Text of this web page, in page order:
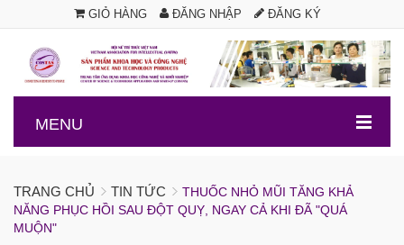
GIỎ HÀNG ĐĂNG NHẬP ĐĂNG KÝ
.
MENU
TRANG CHỦ TIN TỨC
THUỐC NHỎ MŨI TĂNG KHẢ
NĂNG PHỤC HỒI SAU ĐỘT QUỴ, NGAY CẢ KHI ĐÃ "QUÁ
MUỘN"